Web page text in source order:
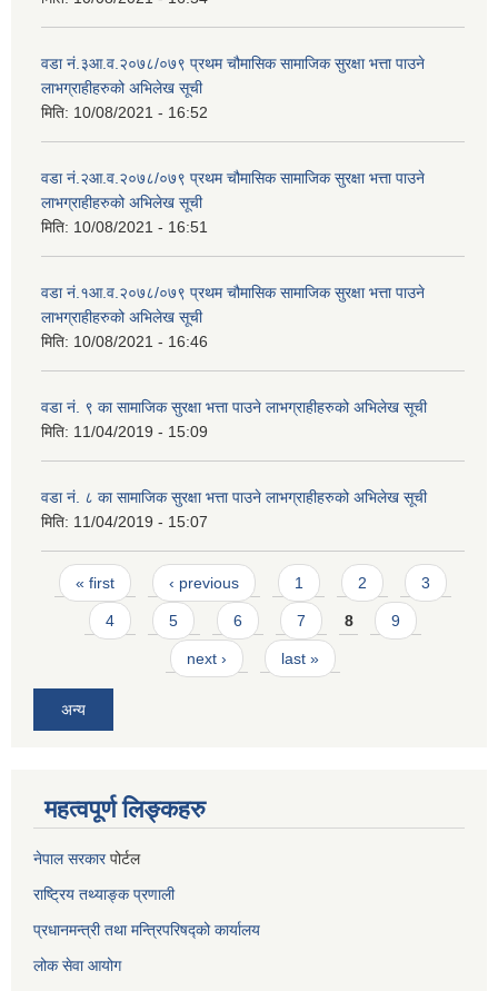
वडा नं.३आ.व.२०७८/०७९ प्रथम चौमासिक सामाजिक सुरक्षा भत्ता पाउने
लाभग्राहीहरुको अभिलेख सूची
मिति: 10/08/2021 - 16:52
वडा नं.२आ.व.२०७८/०७९ प्रथम चौमासिक सामाजिक सुरक्षा भत्ता पाउने
लाभग्राहीहरुको अभिलेख सूची
मिति: 10/08/2021 - 16:51
वडा नं.१आ.व.२०७८/०७९ प्रथम चौमासिक सामाजिक सुरक्षा भत्ता पाउने
लाभग्राहीहरुको अभिलेख सूची
मिति: 10/08/2021 - 16:46
वडा नं. ९ का सामाजिक सुरक्षा भत्ता पाउने लाभग्राहीहरुको अभिलेख सूची
मिति: 11/04/2019 - 15:09
वडा नं. ८ का सामाजिक सुरक्षा भत्ता पाउने लाभग्राहीहरुको अभिलेख सूची
मिति: 11/04/2019 - 15:07
Pages
« first ‹ previous 1 2 3
4 5 6 7 8 9
next › last »
अन्य
महत्वपूर्ण लिङ्कहरु
नेपाल सरकारपोर्टल
राष्ट्रिय तथ्याङ्क प्रणाली
प्रधानमन्त्री तथा मन्त्रिपरिषद्को कार्यालय
लोक सेवाआयोग